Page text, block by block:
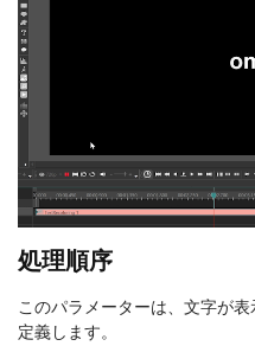
処理順序
このパラメーターは、文字が
定義します。